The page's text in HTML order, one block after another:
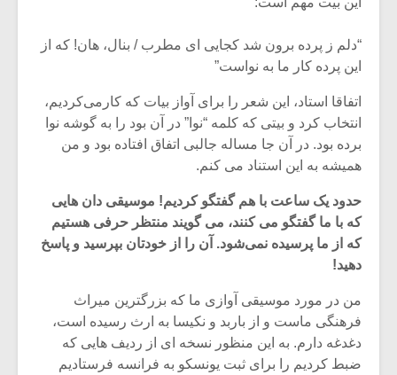
“دلم ز پرده برون شد کجایی ای مطرب / بنال، هان! که از
این پرده کار ما به نواست”
اتفاقا استاد، این شعر را برای آواز بیات که کار‌می‌کردیم،
انتخاب کرد و بیتی که کلمه “نوا” در آن بود را به گوشه نوا
برده بود. در آن جا مساله جالبی اتفاق افتاده بود و من
همیشه به این استناد می کنم.
حدود یک ساعت با هم گفتگو کردیم! موسیقی دان هایی
که با ما گفتگو می کنند، می گویند منتظر حرفی هستیم
که از ما پرسیده‌ نمی‌شود. آن را از خودتان بپرسید و پاسخ
دهید!
من در مورد موسیقی آوازی ما که بزرگترین میراث
فرهنگی ماست و از باربد و نکیسا به ارث رسیده است،
دغدغه دارم. به این منظور نسخه ای از ردیف هایی که
ضبط کردیم را برای ثبت یونسکو به فرانسه فرستادیم